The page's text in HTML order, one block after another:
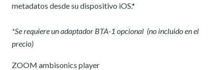
metadatos desde su dispositivo iOS.*
*Se requiere un adaptador BTA-1 opcional (no incluido en el
precio)
ZOOM ambisonics player